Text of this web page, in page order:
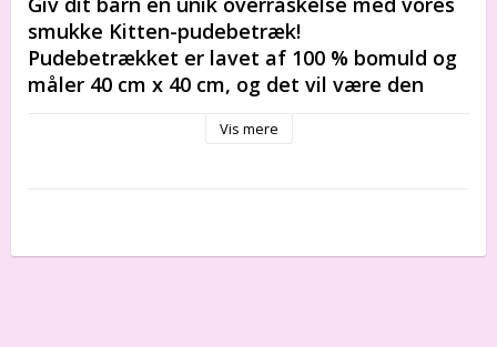
smukke Kitten-pudebetræk!
Pudebetrækket er lavet af 100 % bomuld og
måler 40 cm x 40 cm, og det vil være den
Vis mere